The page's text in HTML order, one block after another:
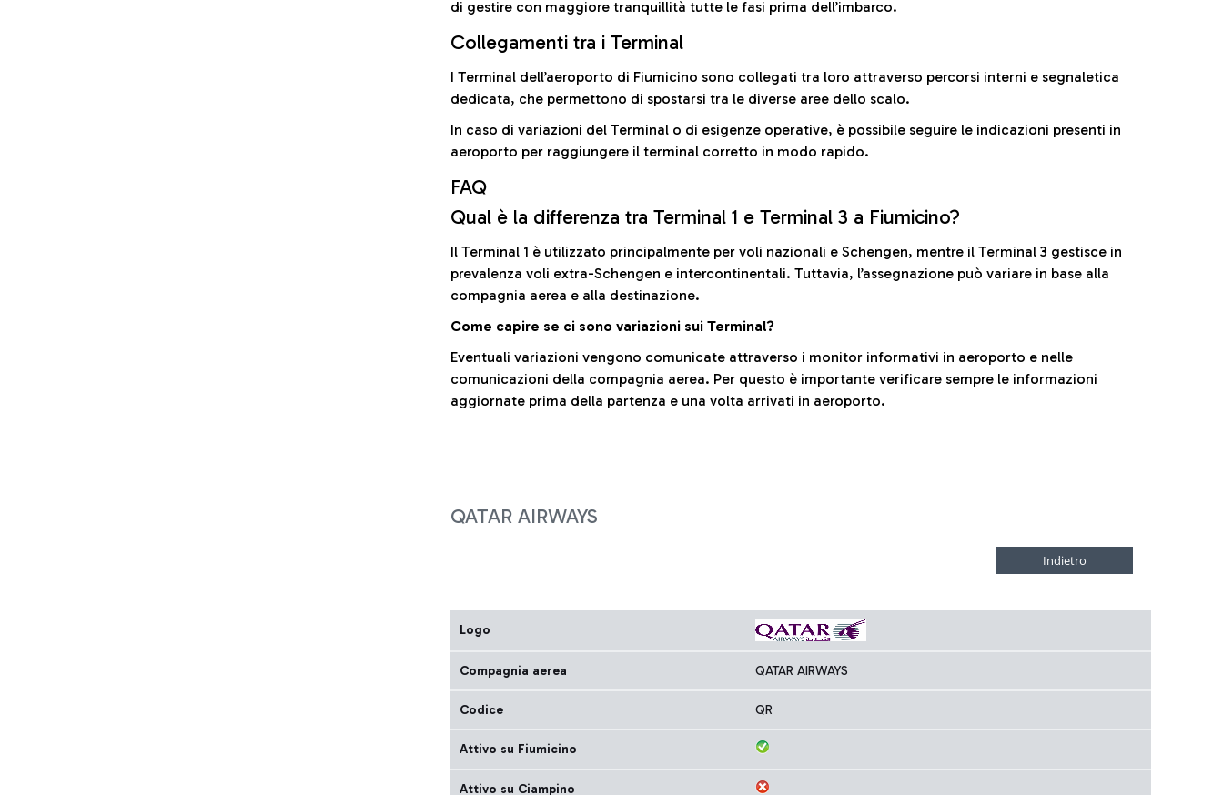
di gestire con maggiore tranquillità tutte le fasi prima dell’imbarco.
Collegamenti tra i Terminal
I Terminal dell’aeroporto di Fiumicino sono collegati tra loro attraverso percorsi interni e segnaletica
dedicata, che permettono di spostarsi tra le diverse aree dello scalo.
In caso di variazioni del Terminal o di esigenze operative, è possibile seguire le indicazioni presenti in
aeroporto per raggiungere il terminal corretto in modo rapido.
FAQ
Qual è la differenza tra Terminal 1 e Terminal 3 a Fiumicino?
Il Terminal 1 è utilizzato principalmente per voli nazionali e Schengen, mentre il Terminal 3 gestisce in
prevalenza voli extra-Schengen e intercontinentali. Tuttavia, l’assegnazione può variare in base alla
compagnia aerea e alla destinazione.
Come capire se ci sono variazioni sui Terminal?
Eventuali variazioni vengono comunicate attraverso i monitor informativi in aeroporto e nelle
comunicazioni della compagnia aerea. Per questo è importante verificare sempre le informazioni
aggiornate prima della partenza e una volta arrivati in aeroporto.
QATAR AIRWAYS
Logo
Compagnia aerea QATAR AIRWAYS
Codice QR
Attivo su Fiumicino
Attivo su Ciampino